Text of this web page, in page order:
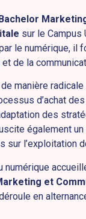
sur le Campus
le numérique, il
de la
manière
d’achat des
des
également un
sur l’exploitation
numérique
et
en